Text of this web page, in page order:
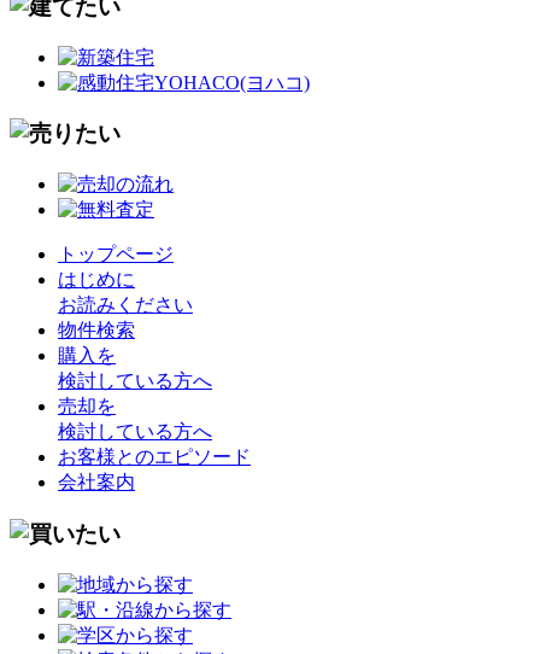
トップページ
はじめに
お読みください
物件検索
購入を
検討している方へ
売却を
検討している方へ
お客様とのエピソード
会社案内